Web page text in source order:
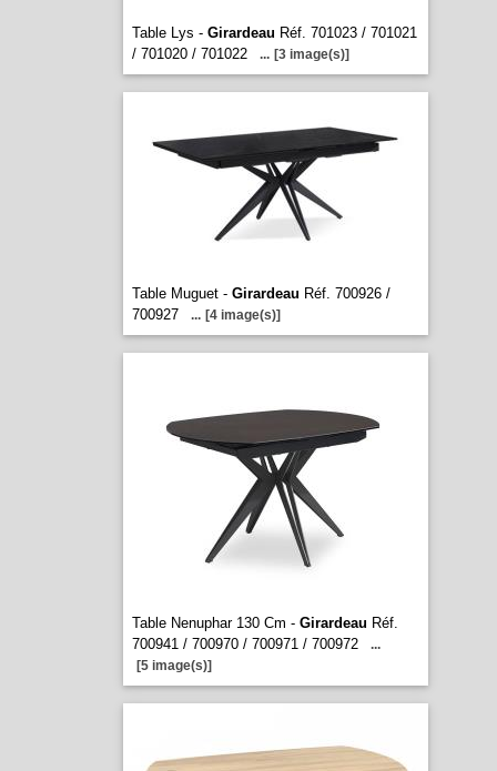
Table Lys - Girardeau Réf. 701023 / 701021
/ 701020 / 701022
... [3 image(s)]
Table Muguet - Girardeau Réf. 700926 /
700927
... [4 image(s)]
Table Nenuphar 130 Cm - Girardeau Réf.
700941 / 700970 / 700971 / 700972
...
[5 image(s)]